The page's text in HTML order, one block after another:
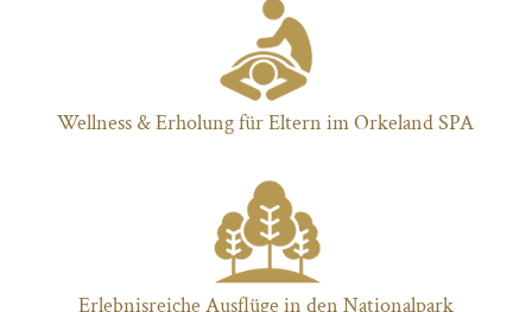
Wellness & Erholung für Eltern im Orkeland SPA
Erlebnisreiche Ausflüge in den Nationalpark